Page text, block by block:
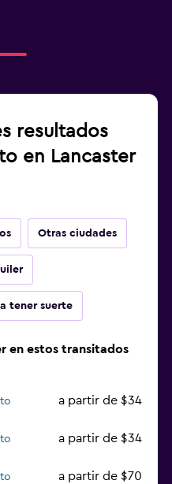
resultados
en Lancaster
Otras ciudades
tener suerte
en estos transitados
a partir de $34
a partir de $34
a partir de $70